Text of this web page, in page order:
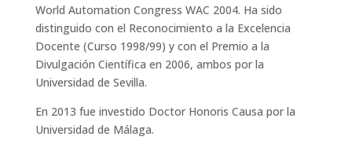
World Automation Congress WAC 2004. Ha sido
distinguido con el Reconocimiento a la Excelencia
Docente (Curso 1998/99) y con el Premio a la
Divulgación Científica en 2006, ambos por la
Universidad de Sevilla.
En 2013 fue investido Doctor Honoris Causa por la
Universidad de Málaga.